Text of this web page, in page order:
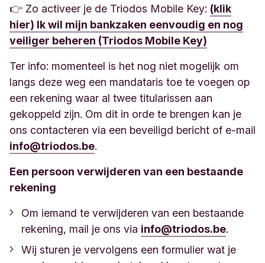
👉 Zo activeer je de Triodos Mobile Key: (klik
hier) Ik wil mijn bankzaken eenvoudig en nog
veiliger beheren (Triodos Mobile Key)
Ter info: momenteel is het nog niet mogelijk om
langs deze weg een mandataris toe te voegen op
een rekening waar al twee titularissen aan
gekoppeld zijn. Om dit in orde te brengen kan je
ons contacteren via een beveiligd bericht of e-mail
info@triodos.be.
Een persoon verwijderen van een bestaande
rekening
Om iemand te verwijderen van een bestaande
rekening, mail je ons via info@triodos.be.
Wij sturen je vervolgens een formulier wat je